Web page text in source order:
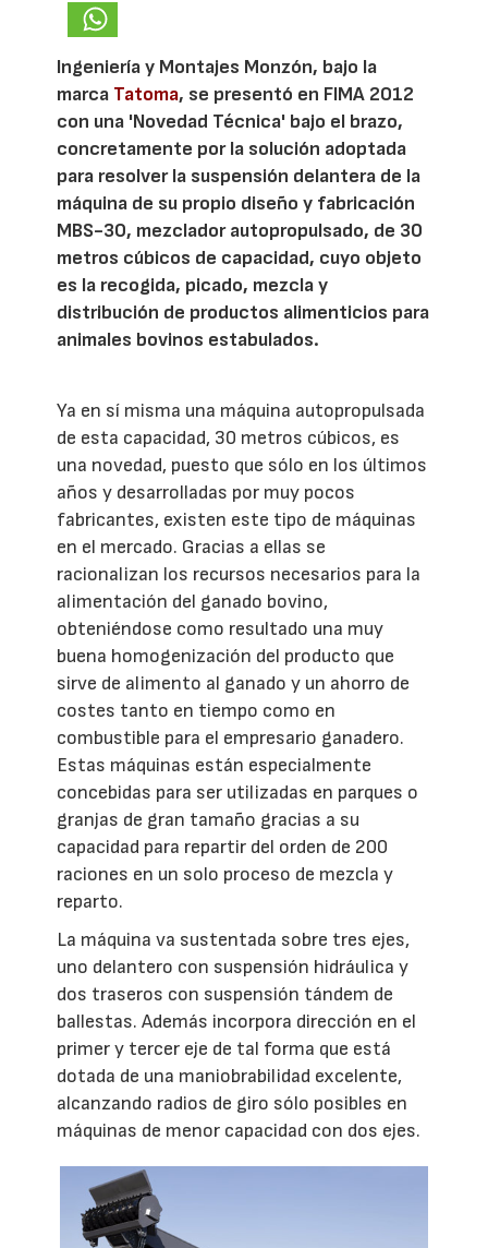
Ingeniería y Montajes Monzón, bajo la
marca Tatoma, se presentó en FIMA 2012
con una 'Novedad Técnica' bajo el brazo,
concretamente por la solución adoptada
para resolver la suspensión delantera de la
máquina de su propio diseño y fabricación
MBS-30, mezclador autopropulsado, de 30
metros cúbicos de capacidad, cuyo objeto
es la recogida, picado, mezcla y
distribución de productos alimenticios para
animales bovinos estabulados.
Ya en sí misma una máquina autopropulsada
de esta capacidad, 30 metros cúbicos, es
una novedad, puesto que sólo en los últimos
años y desarrolladas por muy pocos
fabricantes, existen este tipo de máquinas
en el mercado. Gracias a ellas se
racionalizan los recursos necesarios para la
alimentación del ganado bovino,
obteniéndose como resultado una muy
buena homogenización del producto que
sirve de alimento al ganado y un ahorro de
costes tanto en tiempo como en
combustible para el empresario ganadero.
Estas máquinas están especialmente
concebidas para ser utilizadas en parques o
granjas de gran tamaño gracias a su
capacidad para repartir del orden de 200
raciones en un solo proceso de mezcla y
reparto.
La máquina va sustentada sobre tres ejes,
uno delantero con suspensión hidráulica y
dos traseros con suspensión tándem de
ballestas. Además incorpora dirección en el
primer y tercer eje de tal forma que está
dotada de una maniobrabilidad excelente,
alcanzando radios de giro sólo posibles en
máquinas de menor capacidad con dos ejes.